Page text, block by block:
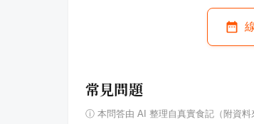
常見問題
ⓘ 本問答由 AI 整理自真實食記（附資料